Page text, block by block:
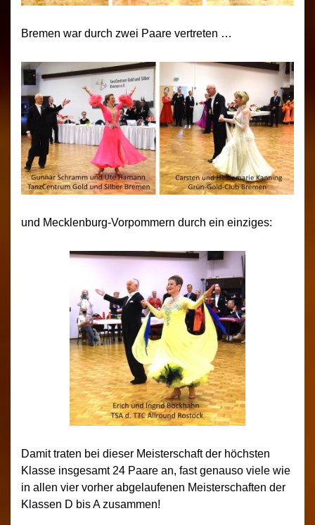
Bremen war durch zwei Paare vertreten …
und Mecklenburg-Vorpommern durch ein einziges:
Damit traten bei dieser Meisterschaft der höchsten
Klasse insgesamt 24 Paare an, fast genauso viele wie
in allen vier vorher abgelaufenen Meisterschaften der
Klassen D bis A zusammen!